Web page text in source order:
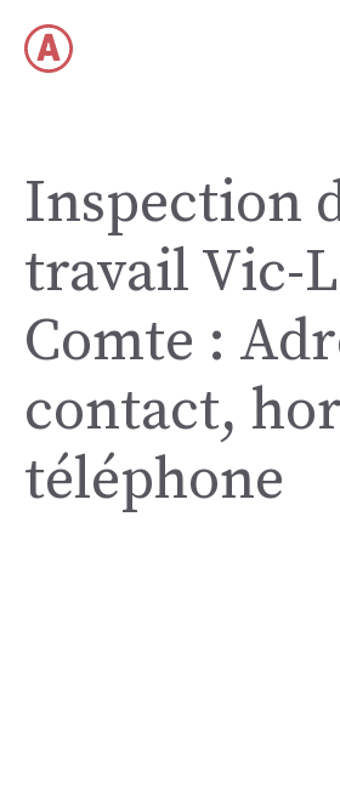
contenu
Inspection
travail Vic-
Comte :
contact,
téléphone